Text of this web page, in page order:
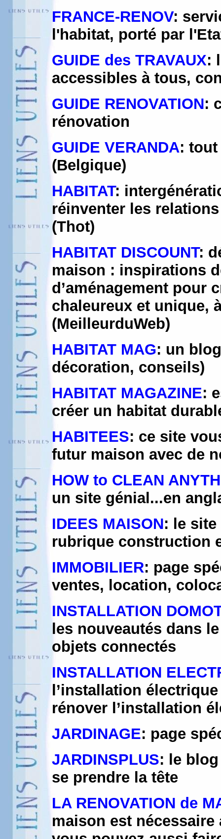
FRANCE-RENOV:
l'habitat, porté par
GUIDE des TRAVAUX:
accessibles à tous,
GUIDE RENOVATION:
rénovation
GUIDE VERANDA:
(Belgique)
HABITAT:
réinventer les
(Thot)
HABITAT DISCOUNT:
maison : inspirations
d’aménagement pour
chaleureux et unique,
(MeilleurduWeb)
HABITAT MAG: un
décoration, conseils)
HABITAT MAGAZINE:
créer un habitat
HABITEES: ce site
futur maison avec de
HOW to CLEAN
un site génial...en
IDEES MAISON: le
rubrique construction
IMMOBILIER: page
ventes, location,
INSTALLATION
les nouveautés dans
objets connectés
INSTALLATION
l’installation
rénover l’installation
JARDINAGE: page
JARDINSPLUS: le
se prendre la tête
LA RENOVATION de
maison est